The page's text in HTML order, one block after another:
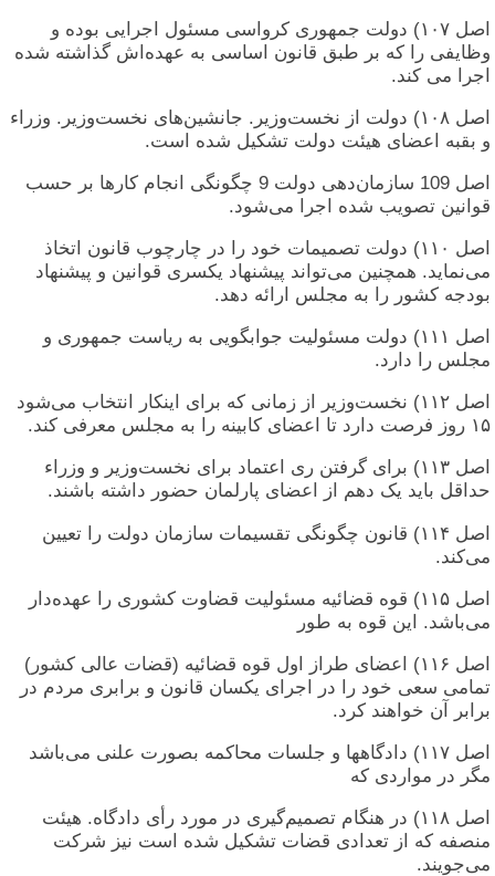
اصل ۱۰۷) دولت جمهوری کرواسی مسئول اجرایی بوده و
وظایفی را که بر طبق قانون اساسی به عهده‌اش گذاشته شده
اجرا می کند.
اصل ۱۰۸) دولت از نخست‌وزیر. جانشین‌های نخست‌وزیر. وزراء
و بقبه اعضای هیئت دولت تشکیل شده است.
اصل 109 سازمان‌دهی دولت 9 چگونگی انجام کارها بر حسب
قوانین تصویب شده اجرا می‌شود.
اصل ۱۱۰) دولت تصمیمات خود را در چارچوب قانون اتخاذ
می‌نماید. همچنین می‌تواند پیشنهاد یکسری قوانین و پیشنهاد
بودجه کشور را به مجلس ارائه دهد.
اصل ۱۱۱) دولت مسئولیت جوابگویی به ریاست جمهوری و
مجلس را دارد.
اصل ۱۱۲) نخست‌وزیر از زمانی که برای اینکار انتخاب می‌شود
۱۵ روز فرصت دارد تا اعضای کابینه را به مجلس معرفی کند.
اصل ۱۱۳) برای گرفتن ری اعتماد برای نخست‌وزیر و وزراء
حداقل باید یک دهم از اعضای پارلمان حضور داشته باشند.
اصل ۱۱۴) قانون چگونگی تقسیمات سازمان دولت را تعیین
می‌کند.
اصل ۱۱۵) قوه قضائیه مسئولیت قضاوت کشوری را عهده‌دار
می‌باشد. این قوه به طور
اصل ۱۱۶) اعضای طراز اول قوه قضائیه (قضات عالی کشور)
تمامی سعی خود را در اجرای یکسان قانون و برابری مردم در
برابر آن خواهند کرد.
اصل ۱۱۷) دادگاهها و جلسات محاکمه بصورت علنی می‌باشد
مگر در مواردی که
اصل ۱۱۸) در هنگام تصمیم‌گیری در مورد رأی دادگاه. هیئت
منصفه که از تعدادی قضات تشکیل شده است نیز شرکت
می‌جویند.